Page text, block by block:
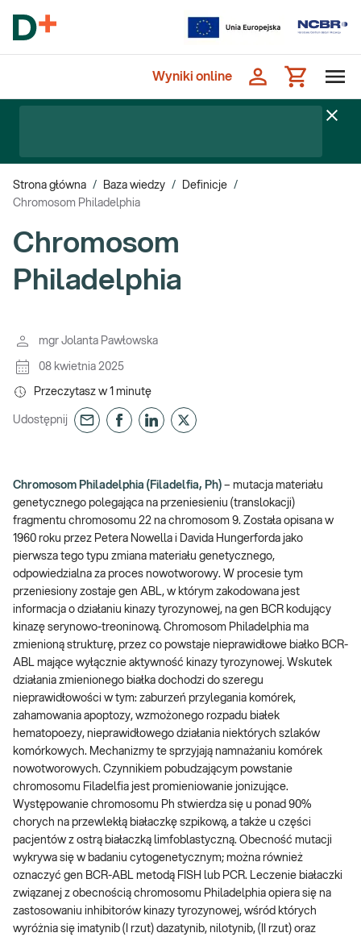
Wyniki online
Strona główna / Baza wiedzy / Definicje /
Chromosom Philadelphia
Chromosom
Philadelphia
mgr Jolanta Pawłowska
08 kwietnia 2025
Przeczytasz w 1 minutę
Udostępnij
Chromosom Philadelphia (Filadelfia, Ph) – mutacja materiału
genetycznego polegająca na przeniesieniu (translokacji)
fragmentu chromosomu 22 na chromosom 9. Została opisana w
1960 roku przez Petera Nowella i Davida Hungerforda jako
pierwsza tego typu zmiana materiału genetycznego,
odpowiedzialna za proces nowotworowy. W procesie tym
przeniesiony zostaje gen ABL, w którym zakodowana jest
informacja o działaniu kinazy tyrozynowej, na gen BCR kodujący
kinazę serynowo-treoninową. Chromosom Philadelphia ma
zmienioną strukturę, przez co powstaje nieprawidłowe białko BCR-
ABL mające wyłącznie aktywność kinazy tyrozynowej. Wskutek
działania zmienionego białka dochodzi do szeregu
nieprawidłowości w tym: zaburzeń przylegania komórek,
zahamowania apoptozy, wzmożonego rozpadu białek
hematopoezy, nieprawidłowego działania niektórych szlaków
komórkowych. Mechanizmy te sprzyjają namnażaniu komórek
nowotworowych. Czynnikiem pobudzającym powstanie
chromosomu Filadelfia jest promieniowanie jonizujące.
Występowanie chromosomu Ph stwierdza się u ponad 90%
chorych na przewlekłą białaczkę szpikową, a także u części
pacjentów z ostrą białaczką limfoblastyczną. Obecność mutacji
wykrywa się w badaniu cytogenetycznym; można również
oznaczyć gen BCR-ABL metodą FISH lub PCR. Leczenie białaczki
związanej z obecnością chromosomu Philadelphia opiera się na
zastosowaniu inhibitorów kinazy tyrozynowej, wśród których
wyróżnia się imatynib (I rzut) dazatynib, nilotynib, (II rzut) oraz